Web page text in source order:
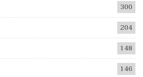
300
204
148
146